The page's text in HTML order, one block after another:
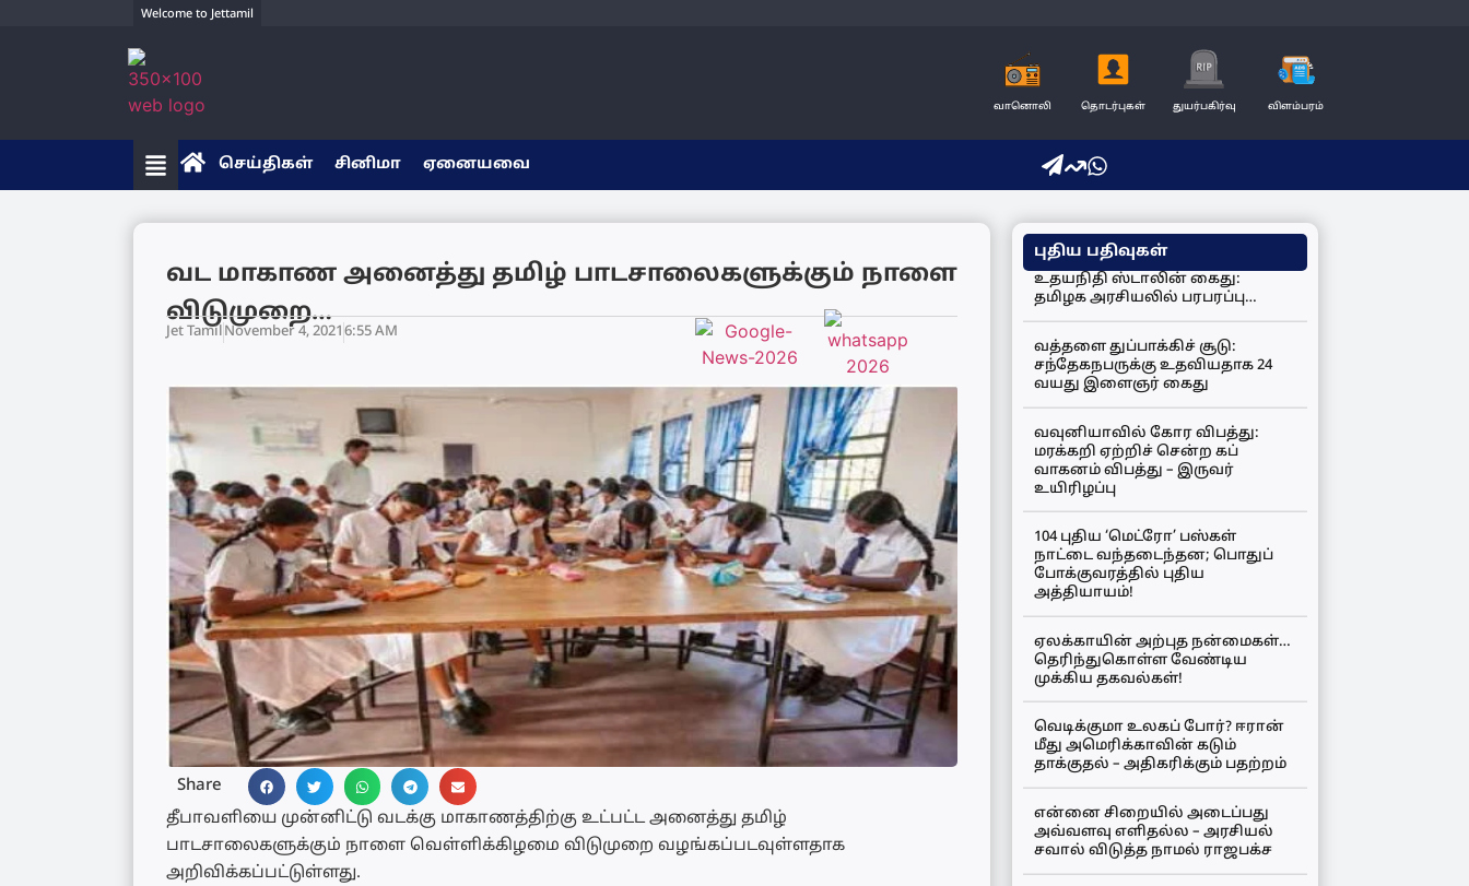
Welcome to Jettamil
வானொலி தொடர்புகள் துயர்பகிர்வு விளம்பரம்
செய்திகள் சினிமா ஏனையவை
வட மாகாண அனைத்து தமிழ் பாடசாலைகளுக்கும் நாளை
விடுமுறை…
Jet TamilNovember 4, 20216:55 AM
Share
தீபாவளியை முன்னிட்டு வடக்கு மாகாணத்திற்கு உட்பட்ட அனைத்து தமிழ்
பாடசாலைகளுக்கும் நாளை வெள்ளிக்கிழமை விடுமுறை வழங்கப்படவுள்ளதாக
அறிவிக்கப்பட்டுள்ளது.
புதிய பதிவுகள்
உதயநிதி ஸ்டாலின் கைது:
தமிழக அரசியலில் பரபரப்பு…
வத்தளை துப்பாக்கிச் சூடு:
சந்தேகநபருக்கு உதவியதாக 24
வயது இளைஞர் கைது
வவுனியாவில் கோர விபத்து:
மரக்கறி ஏற்றிச் சென்ற கப்
வாகனம் விபத்து – இருவர்
உயிரிழப்பு
104 புதிய ‘மெட்ரோ’ பஸ்கள்
நாட்டை வந்தடைந்தன; பொதுப்
போக்குவரத்தில் புதிய
அத்தியாயம்!
ஏலக்காயின் அற்புத நன்மைகள்…
தெரிந்துகொள்ள வேண்டிய
முக்கிய தகவல்கள்!
வெடிக்குமா உலகப் போர்? ஈரான்
மீது அமெரிக்காவின் கடும்
தாக்குதல் – அதிகரிக்கும் பதற்றம்
என்னை சிறையில் அடைப்பது
அவ்வளவு எளிதல்ல – அரசியல்
சவால் விடுத்த நாமல் ராஜபக்ச